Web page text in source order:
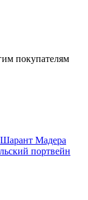
покупателям
Мадера
портвейн